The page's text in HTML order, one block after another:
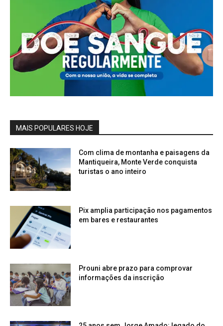
MAIS POPULARES HOJE
Com clima de montanha e paisagens da
Mantiqueira, Monte Verde conquista
turistas o ano inteiro
Pix amplia participação nos pagamentos
em bares e restaurantes
Prouni abre prazo para comprovar
informações da inscrição